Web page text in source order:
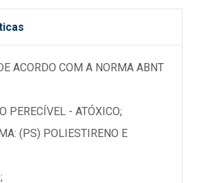
ACORDO COM A NORMA ABNT
PERECÍVEL - ATÓXICO;
(PS) POLIESTIRENO E